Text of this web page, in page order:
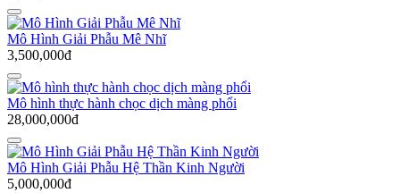
Mô Hình Giải Phẫu Mê Nhĩ
3,500,000đ
Mô hình thực hành chọc dịch màng phổi
28,000,000đ
Mô Hình Giải Phẫu Hệ Thần Kinh Người
5,000,000đ